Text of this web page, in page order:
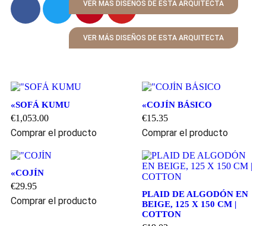
VER MÁS DISEÑOS DE ESTA ARQUITECTA
VER MÁS DISEÑOS DE ESTA ARQUITECTA
«SOFÁ KUMU
€1,053.00
Comprar el producto
«COJÍN BÁSICO
€15.35
Comprar el producto
«COJÍN
€29.95
Comprar el producto
PLAID DE ALGODÓN EN
BEIGE, 125 X 150 CM |
COTTON